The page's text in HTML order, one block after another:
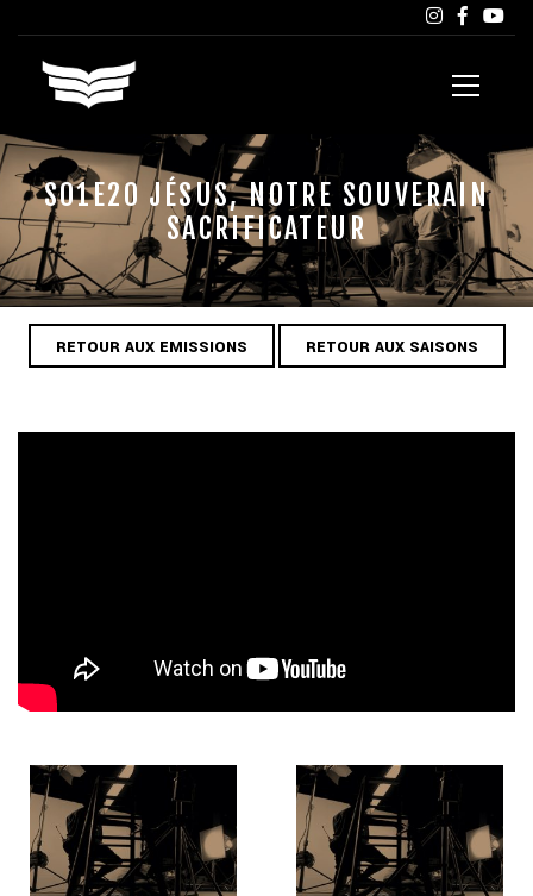
S01E20 JÉSUS, NOTRE SOUVERAIN
SACRIFICATEUR
RETOUR AUX EMISSIONS RETOUR AUX SAISONS